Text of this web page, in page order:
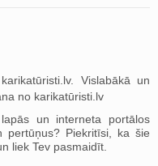
Vislabākā un
no karikatūristi.lv
un interneta portālos
pertūņus? Piekritīsi, ka šie
liek Tev pasmaidīt.